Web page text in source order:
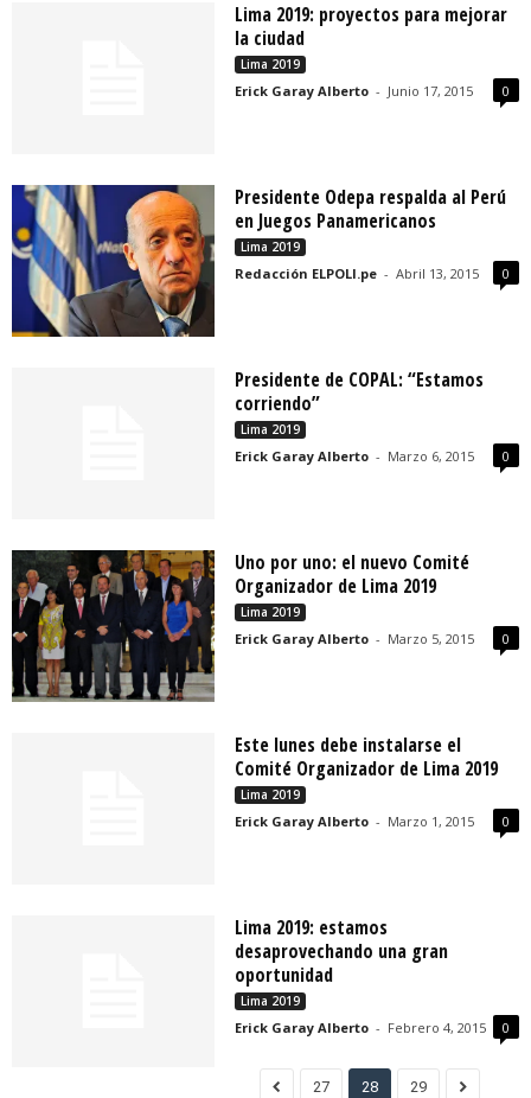
Lima 2019: proyectos para mejorar
la ciudad
Lima 2019
Erick Garay Alberto - Junio 17, 2015 0
Presidente Odepa respalda al Perú
en Juegos Panamericanos
Lima 2019
Redacción ELPOLI.pe - Abril 13, 2015 0
Presidente de COPAL: “Estamos
corriendo”
Lima 2019
Erick Garay Alberto - Marzo 6, 2015 0
Uno por uno: el nuevo Comité
Organizador de Lima 2019
Lima 2019
Erick Garay Alberto - Marzo 5, 2015 0
Este lunes debe instalarse el
Comité Organizador de Lima 2019
Lima 2019
Erick Garay Alberto - Marzo 1, 2015 0
Lima 2019: estamos
desaprovechando una gran
oportunidad
Lima 2019
Erick Garay Alberto - Febrero 4, 2015 0
27 28 29